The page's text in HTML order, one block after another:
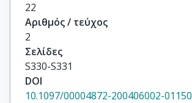
22
Αριθμός / τεύχος
2
Σελίδες
S330-S331
DOI
10.1097/00004872-200406002-01150